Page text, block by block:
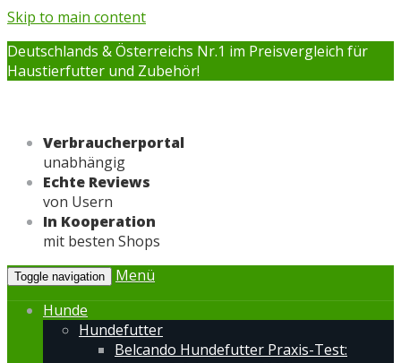
Skip to main content
Deutschlands & Österreichs Nr.1 im Preisvergleich für
Haustierfutter und Zubehör!
Verbraucherportal
unabhängig
Echte Reviews
von Usern
In Kooperation
mit besten Shops
Toggle navigation
Menü
Hunde
Hundefutter
Belcando Hundefutter Praxis-Test: